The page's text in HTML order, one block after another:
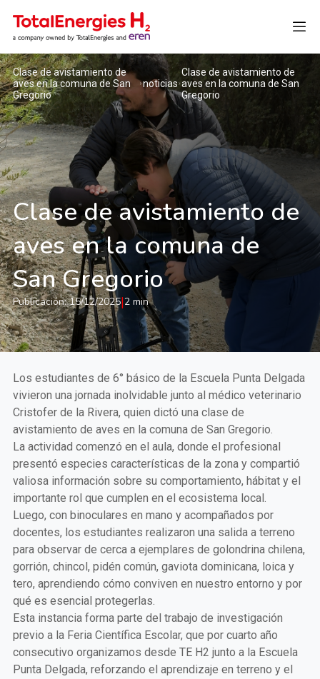
Inglés
Clase de avistamiento de
aves en la comuna de San
Gregorio
noticias
Clase de avistamiento de
aves en la comuna de San
Gregorio
Clase de avistamiento de
aves en la comuna de
San Gregorio
Publicación: 15/12/2025|2 min
Los estudiantes de 6° básico de la Escuela Punta Delgada
vivieron una jornada inolvidable junto al médico veterinario
Cristofer de la Rivera, quien dictó una clase de
avistamiento de aves en la comuna de San Gregorio.
La actividad comenzó en el aula, donde el profesional
presentó especies características de la zona y compartió
valiosa información sobre su comportamiento, hábitat y el
importante rol que cumplen en el ecosistema local.
Luego, con binoculares en mano y acompañados por
docentes, los estudiantes realizaron una salida a terreno
para observar de cerca a ejemplares de golondrina chilena,
gorrión, chincol, pidén común, gaviota dominicana, loica y
tero, aprendiendo cómo conviven en nuestro entorno y por
qué es esencial protegerlas.
Esta instancia forma parte del trabajo de investigación
previo a la Feria Científica Escolar, que por cuarto año
consecutivo organizamos desde TE H2 junto a la Escuela
Punta Delgada, reforzando el aprendizaje en terreno y el